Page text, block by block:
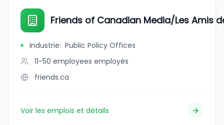
Friends of Canadian Media/Les Amis
Industrie: Public Policy Offices
11-50 employees employés
friends.ca
Voir les emplois et détails